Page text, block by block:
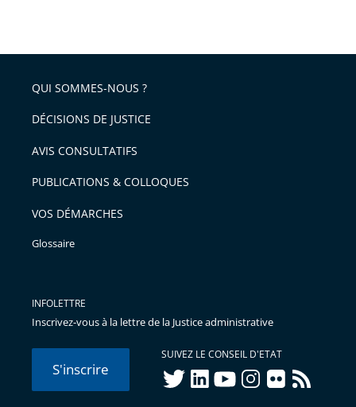
QUI SOMMES-NOUS ?
DÉCISIONS DE JUSTICE
AVIS CONSULTATIFS
PUBLICATIONS & COLLOQUES
VOS DÉMARCHES
Glossaire
INFOLETTRE
Inscrivez-vous à la lettre de la Justice administrative
S'inscrire
SUIVEZ LE CONSEIL D'ETAT
twitterlinkedInyoutubeinstagram
flickr rss